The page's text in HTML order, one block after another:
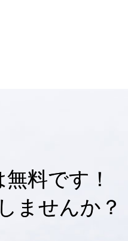
料です！
ませんか？